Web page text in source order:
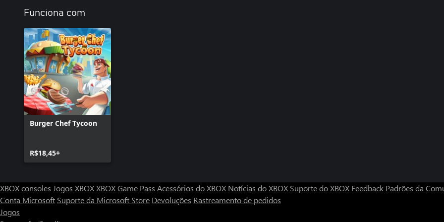
Funciona com
Burger Chef Tycoon
R$18,45+
XBOX consoles Jogos XBOXXBOX Game Pass Acessórios do XBOX Notícias do XBOX Suporte do XBOX Feedback Padrões da
Conta Microsoft Suporte da Microsoft Store Devoluções Rastreamento de pedidos
Jogos